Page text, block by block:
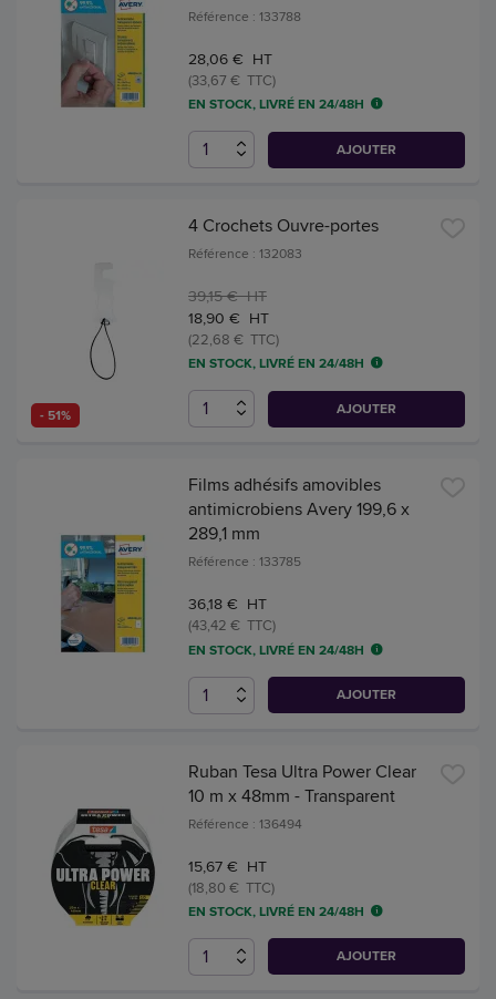
Référence : 133788
28,06 € HT
(33,67 € TTC)
EN STOCK, LIVRÉ EN 24/48H
AJOUTER
- 51%
4 Crochets Ouvre-portes
Référence : 132083
39,15 € HT
18,90 € HT
(22,68 € TTC)
EN STOCK, LIVRÉ EN 24/48H
AJOUTER
Films adhésifs amovibles
antimicrobiens Avery 199,6 x
289,1 mm
Référence : 133785
36,18 € HT
(43,42 € TTC)
EN STOCK, LIVRÉ EN 24/48H
AJOUTER
Ruban Tesa Ultra Power Clear
10 m x 48mm - Transparent
Référence : 136494
15,67 € HT
(18,80 € TTC)
EN STOCK, LIVRÉ EN 24/48H
AJOUTER